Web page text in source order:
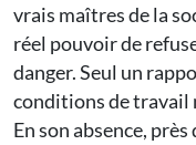
vrais maîtres de la
réel pouvoir de
danger. Seul un
conditions de travail
En son absence,